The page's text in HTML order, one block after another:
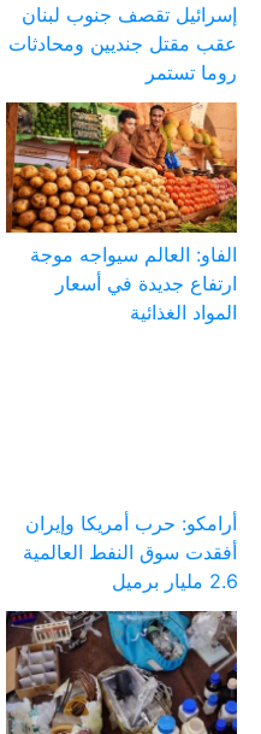
إسرائيل تقصف جنوب لبنان
عقب مقتل جنديين ومحادثات
روما تستمر
الفاو: العالم سيواجه موجة
ارتفاع جديدة في أسعار
المواد الغذائية
أرامكو: حرب أمريكا وإيران
أفقدت سوق النفط العالمية
2.6 مليار برميل